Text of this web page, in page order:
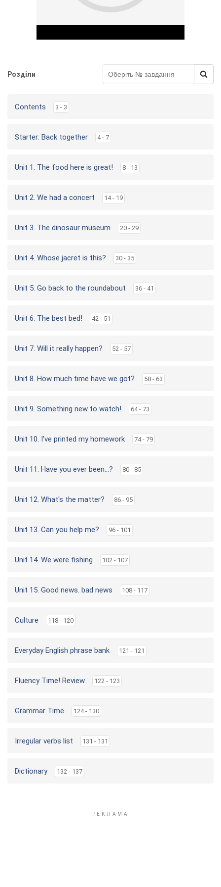
Розділи
Contents 3 - 3
Starter: Back together 4 - 7
Unit 1. The food here is great! 8 - 13
Unit 2. We had a concert 14 - 19
Unit 3. The dinosaur museum 20 - 29
Unit 4. Whose jacret is this? 30 - 35
Unit 5. Go back to the roundabout 36 - 41
Unit 6. The best bed! 42 - 51
Unit 7. Will it really happen? 52 - 57
Unit 8. How much time have we got? 58 - 63
Unit 9. Something new to watch! 64 - 73
Unit 10. I've printed my homework 74 - 79
Unit 11. Have you ever been...? 80 - 85
Unit 12. What's the matter? 86 - 95
Unit 13. Can you help me? 96 - 101
Unit 14. We were fishing 102 - 107
Unit 15. Good news. bad news 108 - 117
Culture 118 - 120
Everyday English phrase bank 121 - 121
Fluency Time! Review 122 - 123
Grammar Time 124 - 130
Irregular verbs list 131 - 131
Dictionary 132 - 137